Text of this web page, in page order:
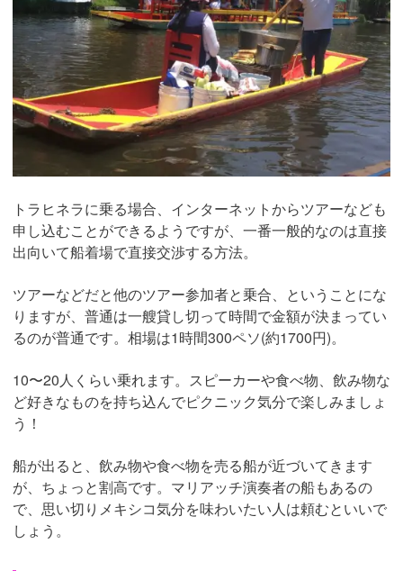
トラヒネラに乗る場合、インターネットからツアーなども
申し込むことができるようですが、一番一般的なのは直接
出向いて船着場で直接交渉する方法。
ツアーなどだと他のツアー参加者と乗合、ということにな
りますが、普通は一艘貸し切って時間で金額が決まってい
るのが普通です。相場は1時間300ペソ(約1700円)。
10〜20人くらい乗れます。スピーカーや食べ物、飲み物な
ど好きなものを持ち込んでピクニック気分で楽しみましょ
う！
船が出ると、飲み物や食べ物を売る船が近づいてきます
が、ちょっと割高です。マリアッチ演奏者の船もあるの
で、思い切りメキシコ気分を味わいたい人は頼むといいで
しょう。